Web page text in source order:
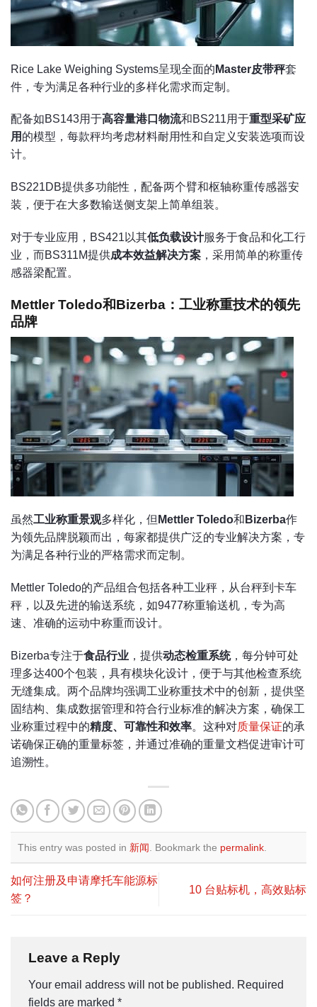
Rice Lake Weighing Systems呈现全面的 Master皮带秤套
件，专为满足各种行业的多样化需求而定制。
配备如BS143用于高容量港口物流和BS211用于重型采矿应
用 的模型，每款秤均考虑材料耐用性和自定义安装选项而设
计。
BS221DB提供多功能性，配备两个臂和枢轴称重传感器安
装，便于在大多数输送侧支架上简单组装。
对于专业应用，BS421以其低负载设计服务于食品和化工行
业，而BS311M提供成本效益解决方案 ，采用简单的称重传
感器梁配置。
Mettler Toledo和Bizerba：工业称重技术的领先
品牌
虽然工业称重景观多样化，但 Mettler Toledo和 Bizerba作
为领先品牌脱颖而出，每家都提供广泛的专业解决方案，专
为满足各种行业的严格需求而定制。
Mettler Toledo的产品组合包括各种工业秤，从台秤到卡车
秤，以及先进的输送系统，如9477称重输送机，专为高
速、准确的运动中称重而设计。
Bizerba专注于食品行业 ，提供动态检重系统，每分钟可处
理多达400个包装，具有模块化设计，便于与其他检查系统
无缝集成。两个品牌均强调工业称重技术中的创新，提供坚
固结构、集成数据管理和符合行业标准的解决方案，确保工
业称重过程中的精度、可靠性和效率。这种对质量保证的承
诺确保正确的重量标签，并通过准确的重量文档促进审计可
追溯性。
This entry was posted in 新闻 . Bookmark the permalink
如何注册及申请摩托车能源标
签？
10 台贴标机，高效贴标
Leave a Reply
Your email address will not be published. Required
fields are marked *